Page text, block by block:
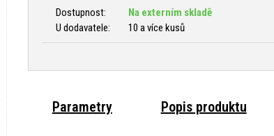
Dostupnost:
Na externím skladě
U dodavatele:
10 a více kusů
Parametry Popis produktu